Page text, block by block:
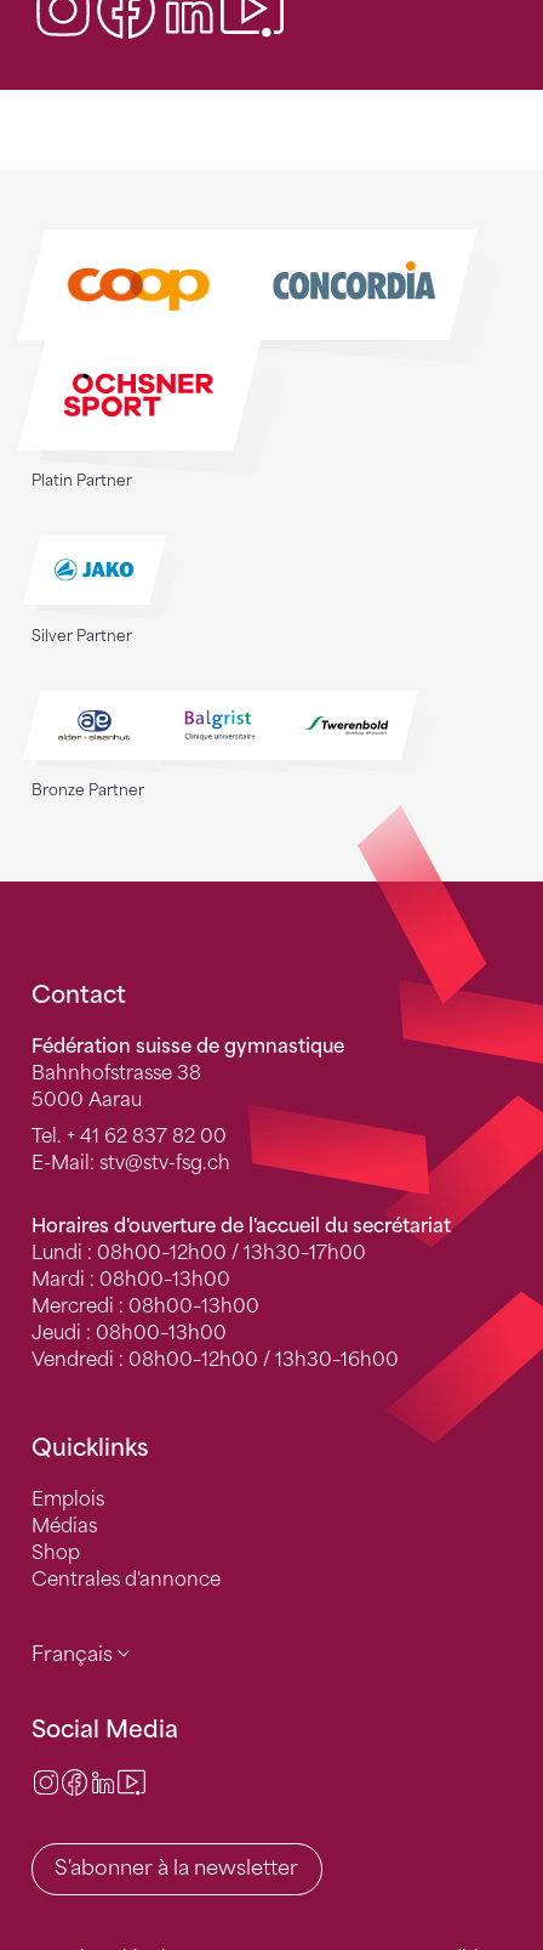
Platin Partner
Silver Partner
Bronze Partner
Fusszeile
Contact
Fédération suisse de gymnastique
Bahnhofstrasse 38
5000 Aarau
Tel. + 41 62 837 82 00
E-Mail: stv@stv-fsg.ch
Horaires d'ouverture de l'accueil du secrétariat
Lundi : 08h00–12h00 / 13h30–17h00
Mardi : 08h00–13h00
Mercredi : 08h00–13h00
Jeudi : 08h00–13h00
Vendredi : 08h00–12h00 / 13h30–16h00
Quicklinks
Emplois
Médias
Shop
Centrales d'annonce
Français
Social Media
Instagram
Facebook
LinkedIn
S'abonner à la newsletter